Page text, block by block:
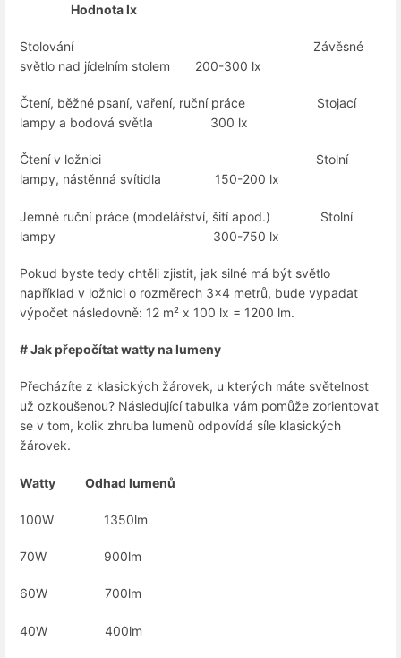
Hodnota lx
Stolování Závěsné
světlo nad jídelním stolem 200-300 lx
Čtení, běžné psaní, vaření, ruční práce Stojací
lampy a bodová světla 300 lx
Čtení v ložnici Stolní
lampy, nástěnná svítidla 150-200 lx
Jemné ruční práce (modelářství, šití apod.) Stolní
lampy 300-750 lx
Pokud byste tedy chtěli zjistit, jak silné má být světlo
například v ložnici o rozměrech 3x4 metrů, bude vypadat
výpočet následovně: 12 m² x 100 lx = 1200 lm.
# Jak přepočítat watty na lumeny
Přecházíte z klasických žárovek, u kterých máte světelnost
už ozkoušenou? Následující tabulka vám pomůže zorientovat
se v tom, kolik zhruba lumenů odpovídá síle klasických
žárovek.
Watty Odhad lumenů
100W 1350lm
70W 900lm
60W 700lm
40W 400lm